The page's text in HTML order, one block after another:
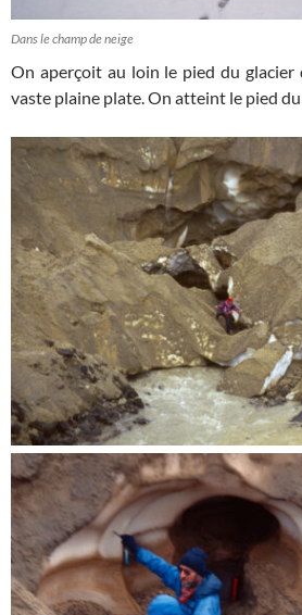
Dans le champ de neige
On aperçoit au loin le pied du glacier
vaste plaine plate. On atteint le pied